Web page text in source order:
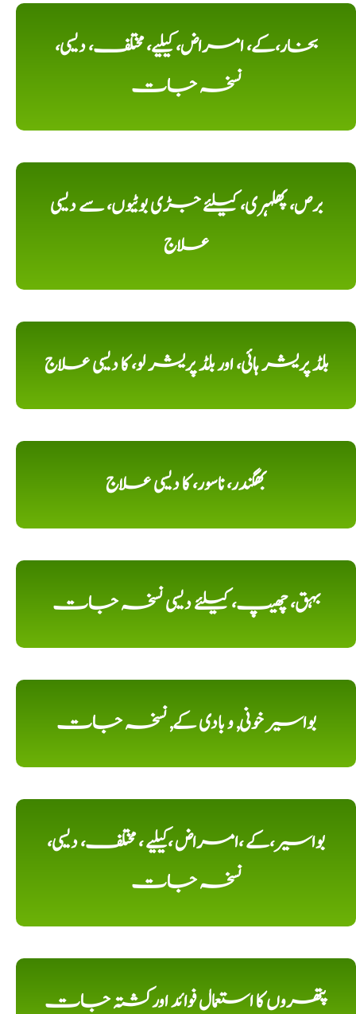
بخار،کے، امراض، کیلیے، مختلف، دیسی،
نسخہ جات
برص، پھلہری، کیلئے جڑی بوٹیوں، سے دیسی
علاج
بلڈ پریشر ہائی، اور بلڈ پریشر لو، کا دیسی علاج
بھگندر، ناسور، کا دیسی علاج
بہق، چھیپ، کیلئے دیسی نسخہ جات
بواسیر خونی, و بادی کے, نسخہ جات
بواسیر،کے ،امراض ،کیلیے ، مختلف، دیسی،
نسخہ جات
پتھروں کا استعمال فوائد اورکشتہ جات